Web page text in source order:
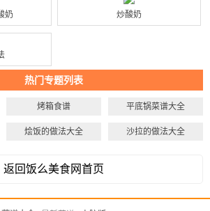
奶 炒酸奶
热门专题列表
烤箱食谱 平底锅菜谱大全
烩饭的做法大全 沙拉的做法大全
返回饭么美食网首页